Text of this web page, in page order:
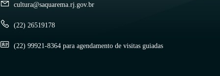
cultura@saquarema.rj.gov.br
(22) 26519178
(22) 99921-8364 para agendamento de visitas guiadas